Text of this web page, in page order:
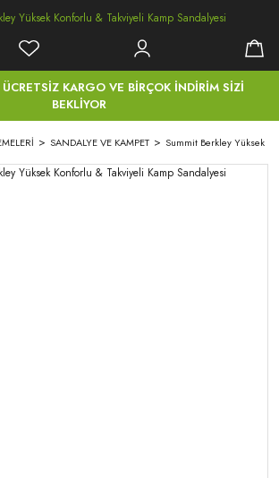
KARGO VE BİRÇOK İNDİRİM SİZİ
BEKLİYOR
SANDALYE VE KAMPET Summit Berkley Yüksek